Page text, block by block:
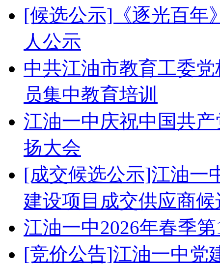
[候选公示]《逐光百年
人公示
中共江油市教育工委
员集中教育培训
江油一中庆祝中国共
扬大会
[成交候选公示]江油一
建设项目成交供应商
江油一中2026年春季
[竞价公告]江油一中党